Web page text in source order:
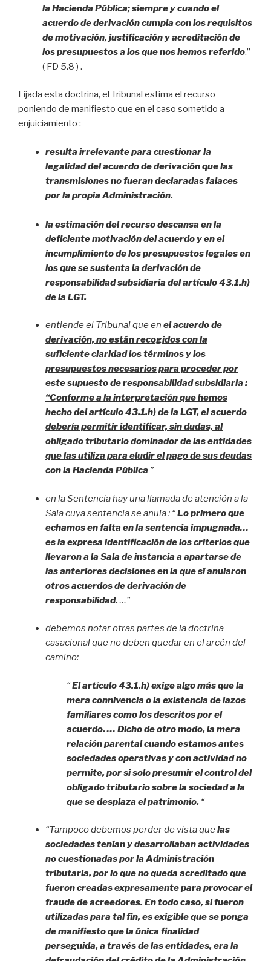
la Hacienda Pública; siempre y cuando el
acuerdo de derivación cumpla con los requisitos
de motivación, justificación y acreditación de
los presupuestos a los que nos hemos referido.”
( FD 5.8 ) .
Fijada esta doctrina, el Tribunal estima el recurso
poniendo de manifiesto que en el caso sometido a
enjuiciamiento :
resulta irrelevante para cuestionar la
legalidad del acuerdo de derivación que las
transmisiones no fueran declaradas falaces
por la propia Administración.
la estimación del recurso descansa en la
deficiente motivación del acuerdo y en el
incumplimiento de los presupuestos legales en
los que se sustenta la derivación de
responsabilidad subsidiaria del artículo 43.1.h)
de la LGT.
entiende el Tribunal que en elacuerdo de
derivación, no están recogidos con la
suficiente claridad los términos y los
presupuestos necesarios para proceder por
este supuesto de responsabilidad subsidiaria :
“Conforme a la interpretación que hemos
hecho del artículo 43.1.h) de la LGT, el acuerdo
debería permitir identificar, sin dudas, al
obligado tributario dominador de las entidades
que las utiliza para eludir el pago de sus deudas
con la Hacienda Pública ”
en la Sentencia hay una llamada de atención a la
Sala cuya sentencia se anula : “Lo primero que
echamos en falta en la sentencia impugnada…
es la expresa identificación de los criterios que
llevaron a la Sala de instancia a apartarse de
las anteriores decisiones en la que sí anularon
otros acuerdos de derivación de
responsabilidad.…”
debemos notar otras partes de la doctrina
casacional que no deben quedar en el arcén del
camino:
“El artículo 43.1.h) exige algo más que la
mera connivencia o la existencia de lazos
familiares como los descritos por el
acuerdo. … Dicho de otro modo, la mera
relación parental cuando estamos antes
sociedades operativas y con actividad no
permite, por si solo presumir el control del
obligado tributario sobre la sociedad a la
que se desplaza el patrimonio. “
“Tampoco debemos perder de vista que las
sociedades tenían y desarrollaban actividades
no cuestionadas por la Administración
tributaria, por lo que no queda acreditado que
fueron creadas expresamente para provocar el
fraude de acreedores. En todo caso, si fueron
utilizadas para tal fin, es exigible que se ponga
de manifiesto que la única finalidad
perseguida, a través de las entidades, era la